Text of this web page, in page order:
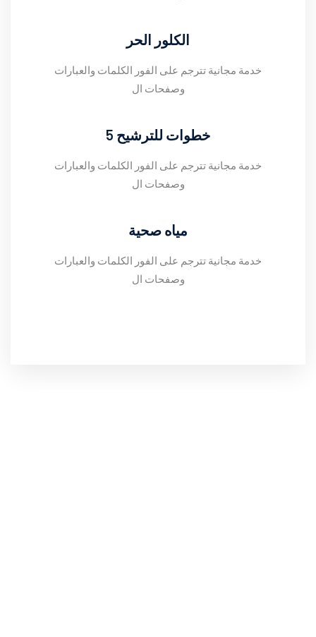
الكلور الحر
خدمة مجانية تترجم على الفور الكلمات والعبارات
وصفحات ال
5 خطوات للترشيح
خدمة مجانية تترجم على الفور الكلمات والعبارات
وصفحات ال
مياه صحية
خدمة مجانية تترجم على الفور الكلمات والعبارات
وصفحات ال